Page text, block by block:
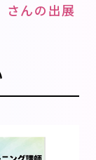
さんの出展